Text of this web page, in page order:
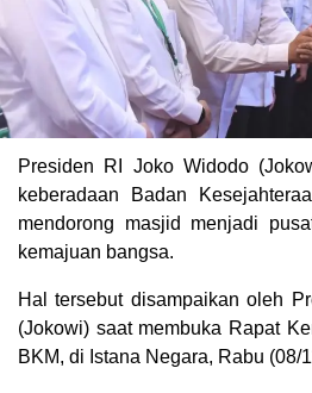
Presiden RI Joko Widodo
keberadaan Badan
mendorong masjid menjadi
kemajuan bangsa.
Hal tersebut disampaikan oleh
(Jokowi) saat membuka Rapat
BKM, di Istana Negara, Rabu (08/